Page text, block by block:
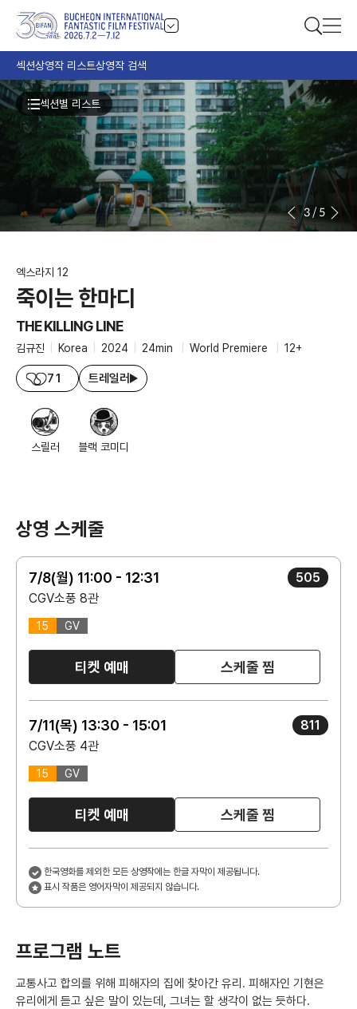
섹션상영작 리스트상영작 검색
3/5
엑스라지 12
죽이는 한마디
THE KILLING LINE
김규진 Korea 2024 24min World Premiere 12+
71 트레일러
섹션별 리스트
스릴러 블랙 코미디
상영 스케줄
7/8(월) 11:00 - 12:31
505
CGV소풍 8관
15 GV
티켓 예매 스케줄 찜
7/11(목) 13:30 - 15:01
811
CGV소풍 4관
15 GV
티켓 예매 스케줄 찜
한국영화를 제외한 모든 상영작에는 한글 자막이 제공됩니다.
표시 작품은 영어자막이 제공되지 않습니다.
프로그램 노트
교통사고 합의를 위해 피해자의 집에 찾아간 유리. 피해자인 기현은
유리에게 듣고 싶은 말이 있는데, 그녀는 할 생각이 없는 듯하다.